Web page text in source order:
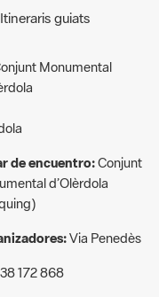
d’Olèrdola
Via Penedès
172 868